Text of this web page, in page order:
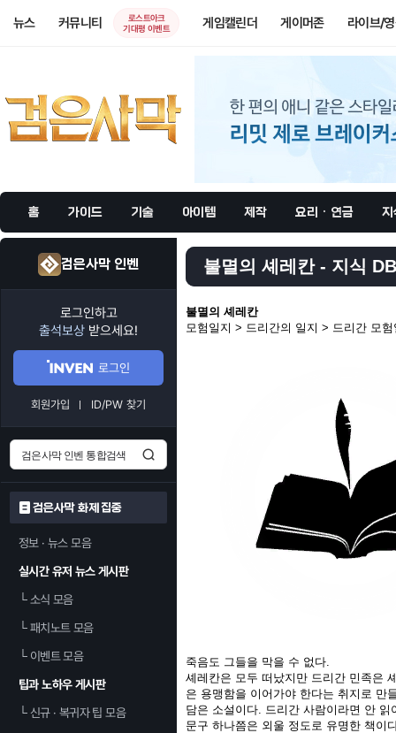
뉴스 커뮤니티
로스트아크
기대평 이벤트
게임캘린더 게이머존 라이브/
홈 가이드 기술 아이템 제작 요리 · 연금 지
검은사막 인벤
로그인하고
출석보상 받으세요!
로그인
회원가입 ID/PW 찾기
검은사막 화제 집중
정보 · 뉴스 모음
실시간 유저 뉴스 게시판
└소식 모음
└패치노트 모음
└이벤트 모음
팁과 노하우 게시판
└신규 · 복귀자 팁 모음
불멸의 셰레칸 - 지식 DB
불멸의 셰레칸
모험일지 > 드리간의 일지 > 드리간 모
죽음도 그들을 막을 수 없다.
셰레칸은 모두 떠났지만 드리간 민족은
은 용맹함을 이어가야 한다는 취지로 만
담은 소설이다. 드리간 사람이라면 안
문구 하나쯤은 외울 정도로 유명한 책이